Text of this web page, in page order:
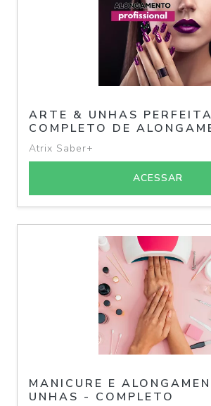
ARTE & UNHAS
COMPLETO DE
Atrix Saber+
ACESSAR
MANICURE E
UNHAS - COMPLETO